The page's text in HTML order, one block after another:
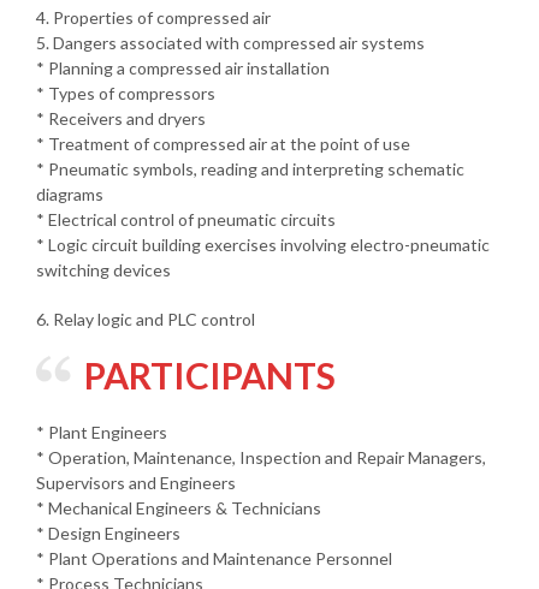
4. Properties of compressed air
5. Dangers associated with compressed air systems
* Planning a compressed air installation
* Types of compressors
* Receivers and dryers
* Treatment of compressed air at the point of use
* Pneumatic symbols, reading and interpreting schematic
diagrams
* Electrical control of pneumatic circuits
* Logic circuit building exercises involving electro-pneumatic
switching devices
6. Relay logic and PLC control
PARTICIPANTS
* Plant Engineers
* Operation, Maintenance, Inspection and Repair Managers,
Supervisors and Engineers
* Mechanical Engineers & Technicians
* Design Engineers
* Plant Operations and Maintenance Personnel
* Process Technicians